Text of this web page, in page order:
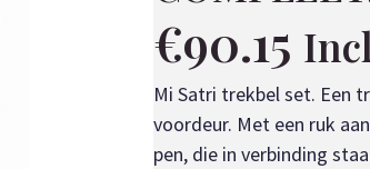
€90.15
Mi Satri trekbel set. Een
voordeur. Met een ruk
pen, die in verbinding